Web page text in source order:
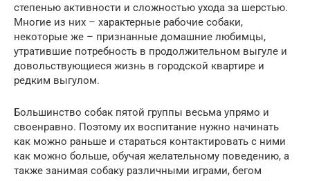
степенью активности и сложностью ухода за шерстью.
Многие из них – характерные рабочие собаки,
некоторые же – признанные домашние любимцы,
утратившие потребность в продолжительном выгуле и
довольствующиеся жизнь в городской квартире и
редким выгулом.
Большинство собак пятой группы весьма упрямо и
своенравно. Поэтому их воспитание нужно начинать
как можно раньше и стараться контактировать с ними
как можно больше, обучая желательному поведению, а
также занимая собаку различными играми, бегом